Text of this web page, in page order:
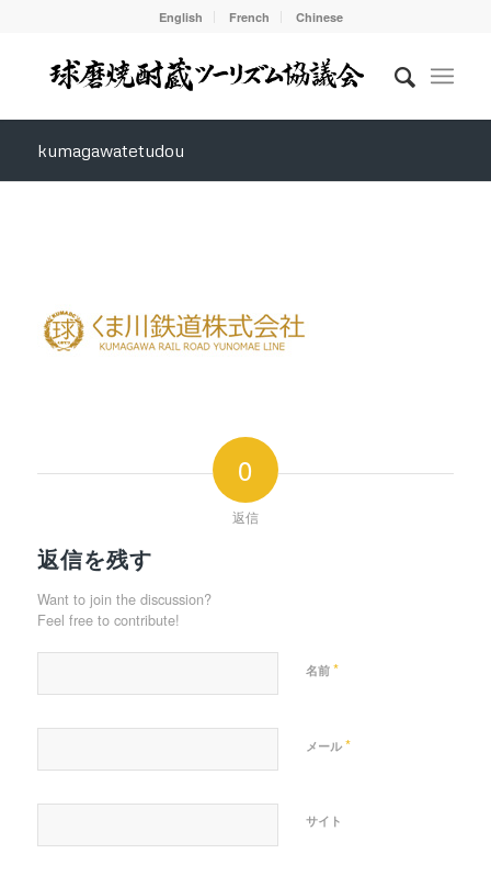
English French Chinese
kumagawatetudou
0
返信
返信を残す
Want to join the discussion?
Feel free to contribute!
名前 *
メール *
サイト